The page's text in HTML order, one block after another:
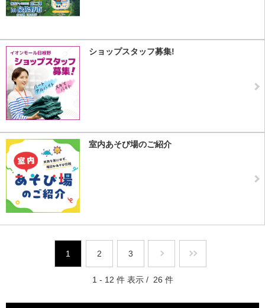
ショップスタッフ募集!
室内あそび場のご紹介
1 2 3
1 - 12 件 表示 / 26 件